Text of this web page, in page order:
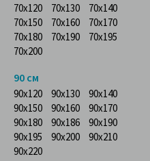
70x120 70x130
70x140
70x150
70x160
70x170
70x180
70x190
70x195
70x200
90 см
90x120 90x130
90x140
90x150
90x160
90x170
90x180
90x186
90x190
90x195
90x200
90x210
90x220